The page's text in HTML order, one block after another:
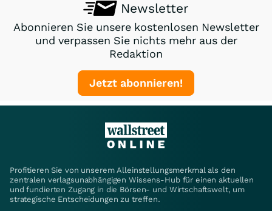
Newsletter
Abonnieren Sie unsere kostenlosen Newsletter
und verpassen Sie nichts mehr aus der
Redaktion
Jetzt abonnieren!
Profitieren Sie von unserem Alleinstellungsmerkmal als den
zentralen verlagsunabhängigen Wissens-Hub für einen aktuellen
und fundierten Zugang in die Börsen- und Wirtschaftswelt, um
strategische Entscheidungen zu treffen.